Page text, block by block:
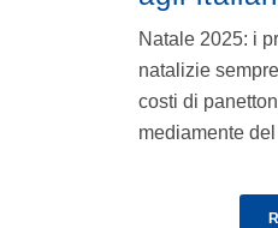
Natale 2025: i
natalizie
costi di
mediamente